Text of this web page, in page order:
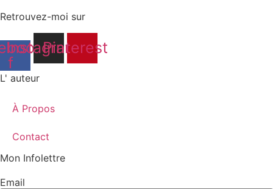
Retrouvez-moi sur
f
Instagram
Pinterest
L' auteur
À Propos
Contact
Mon Infolettre
Email